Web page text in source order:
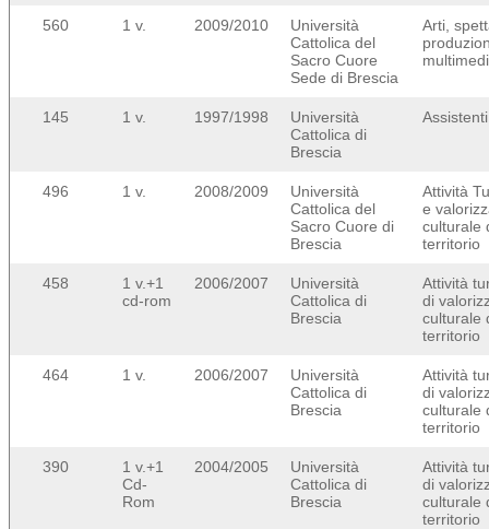
560 1 v. 2009/2010
Università
Cattolica del
Sacro Cuore
Sede di Brescia
Arti,
145 1 v. 1997/1998
Università
Cattolica di
Brescia
496 1 v. 2008/2009
Università
Cattolica del
Sacro Cuore di
Brescia
Attività
e
culturale
territorio
458
1 v.+1
cd-rom
2006/2007
Università
Cattolica di
Brescia
Attività
di
culturale
territorio
464 1 v. 2006/2007
Università
Cattolica di
Brescia
Attività
di
culturale
territorio
390
1 v.+1
Cd-
Rom
2004/2005
Università
Cattolica di
Brescia
Attività
di
culturale
territorio